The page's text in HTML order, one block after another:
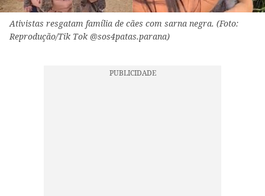
Ativistas resgatam família de cães com sarna negra. (Foto:
Reprodução/Tik Tok @sos4patas.parana)